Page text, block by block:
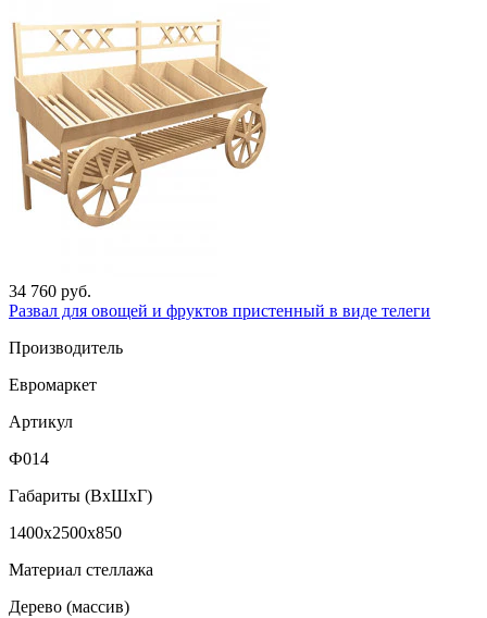
34 760 руб.
Развал для овощей и фруктов пристенный в виде телеги
Производитель
Евромаркет
Артикул
Ф014
Габариты (ВxШxГ)
1400x2500x850
Материал стеллажа
Дерево (массив)